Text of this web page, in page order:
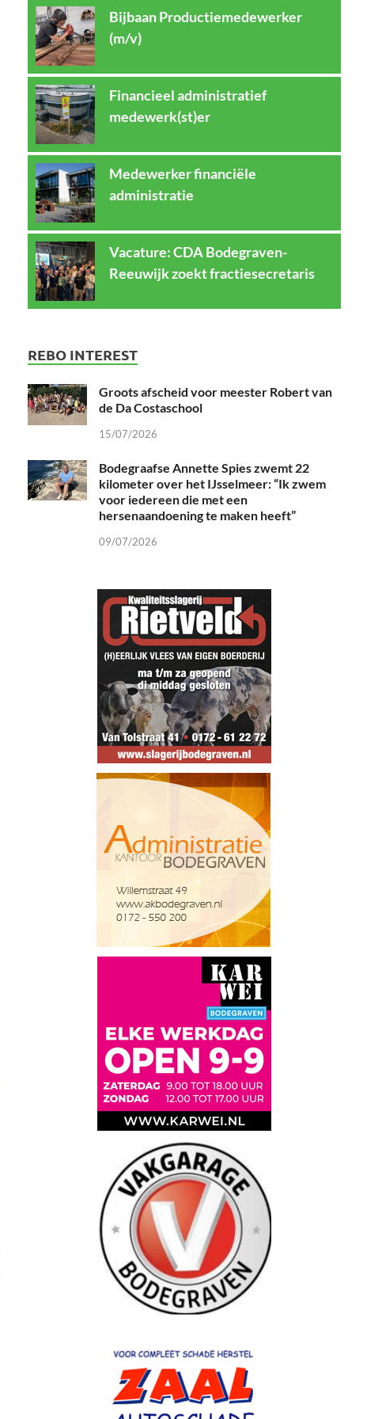
Bijbaan Productiemedewerker
(m/v)
Financieel administratief
medewerk(st)er
Medewerker financiële
administratie
Vacature: CDA Bodegraven-
Reeuwijk zoekt fractiesecretaris
REBO INTEREST
Groots afscheid voor meester Robert van
de Da Costaschool
15/07/2026
Bodegraafse Annette Spies zwemt 22
kilometer over het IJsselmeer: “Ik zwem
voor iedereen die met een
hersenaandoening te maken heeft”
09/07/2026